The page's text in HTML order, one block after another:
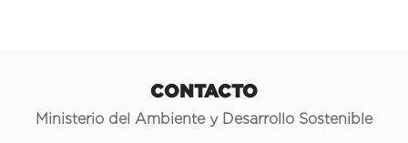
CONTACTO
Ministerio del Ambiente y Desarrollo Sostenible